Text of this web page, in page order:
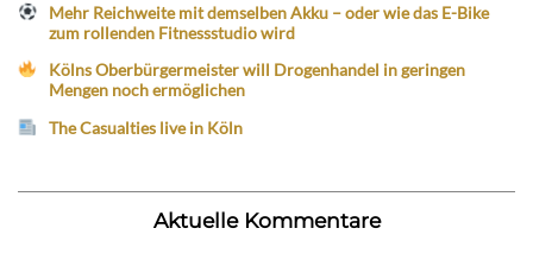
Mehr Reichweite mit demselben Akku – oder wie das E-Bike
zum rollenden Fitnessstudio wird
Kölns Oberbürgermeister will Drogenhandel in geringen
Mengen noch ermöglichen
The Casualties live in Köln
Aktuelle Kommentare